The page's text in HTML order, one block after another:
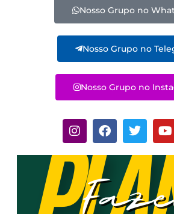
Nosso Grupo no
Nosso Grupo no
Nosso Grupo no